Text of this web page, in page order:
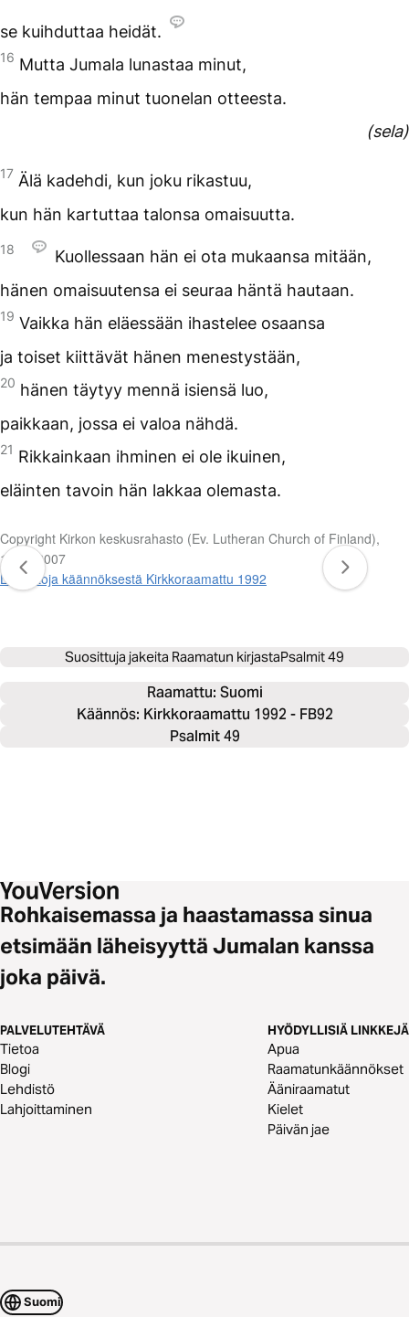
se kuihduttaa heidät.
16 Mutta Jumala lunastaa minut,
hän tempaa minut tuonelan otteesta.
(sela)
17 Älä kadehdi, kun joku rikastuu,
kun hän kartuttaa talonsa omaisuutta.
18
Kuollessaan hän ei ota mukaansa mitään,
hänen omaisuutensa ei seuraa häntä hautaan.
19 Vaikka hän eläessään ihastelee osaansa
ja toiset kiittävät hänen menestystään,
20 hänen täytyy mennä isiensä luo,
paikkaan, jossa ei valoa nähdä.
21 Rikkainkaan ihminen ei ole ikuinen,
eläinten tavoin hän lakkaa olemasta.
Copyright Kirkon keskusrahasto (Ev. Lutheran Church of Finland),
1992, 2007
Lisätietoja käännöksestä Kirkkoraamattu 1992
Suosittuja jakeita Raamatun kirjastaPsalmit 49
Raamattu: Suomi
Käännös: Kirkkoraamattu 1992 - FB92
Psalmit 49
Rohkaisemassa ja haastamassa sinua
etsimään läheisyyttä Jumalan kanssa
joka päivä.
PALVELUTEHTÄVÄ
Tietoa
Blogi
Lehdistö
Lahjoittaminen
HYÖDYLLISIÄ LINKKEJÄ
Apua
Raamatunkäännökset
Ääniraamatut
Kielet
Päivän jae
Suomi